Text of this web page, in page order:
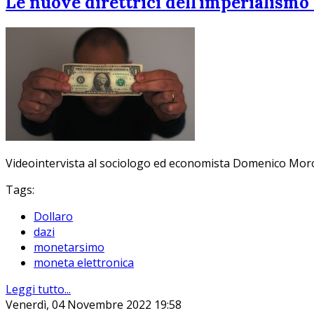
Videointervista al sociologo ed economista Domenico
Tags:
Dollaro
dazi
monetarsimo
moneta elettronica
Leggi tutto...
Venerdì, 04 Novembre 2022 19:58